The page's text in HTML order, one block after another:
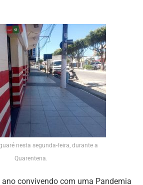
nesta segunda-feira, durante a
Quarentena.
ano convivendo com uma Pandemia